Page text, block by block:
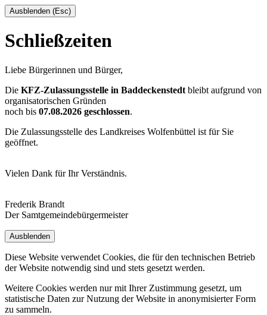
Ausblenden (Esc)
Schließzeiten
Liebe Bürgerinnen und Bürger,
Die KFZ-Zulassungsstelle in Baddeckenstedt bleibt aufgrund von
organisatorischen Gründen
noch bis 07.08.2026 geschlossen.
Die Zulassungsstelle des Landkreises Wolfenbüttel ist für Sie
geöffnet.
Vielen Dank für Ihr Verständnis.
Frederik Brandt
Der Samtgemeindebürgermeister
Ausblenden
Diese Website verwendet Cookies, die für den technischen Betrieb
der Website notwendig sind und stets gesetzt werden.
Weitere Cookies werden nur mit Ihrer Zustimmung gesetzt, um
statistische Daten zur Nutzung der Website in anonymisierter Form
zu sammeln.